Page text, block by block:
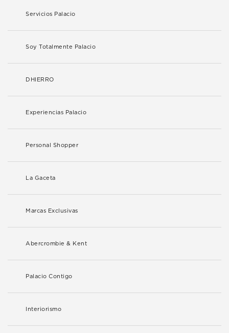
Servicios Palacio
Soy Totalmente Palacio
DHIERRO
Experiencias Palacio
Personal Shopper
La Gaceta
Marcas Exclusivas
Abercrombie & Kent
Palacio Contigo
Interiorismo